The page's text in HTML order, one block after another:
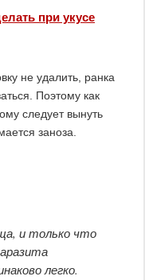
при укусе
не удалить, ранка
Поэтому как
следует вынуть
заноза.
и только что
легко.